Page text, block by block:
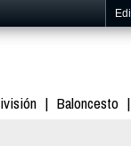
Baloncesto